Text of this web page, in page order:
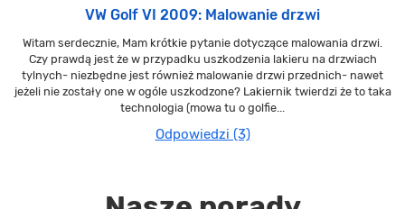
VW Golf VI 2009: Malowanie drzwi
Witam serdecznie, Mam krótkie pytanie dotyczące malowania drzwi.
Czy prawdą jest że w przypadku uszkodzenia lakieru na drzwiach
tylnych- niezbędne jest również malowanie drzwi przednich- nawet
jeżeli nie zostały one w ogóle uszkodzone? Lakiernik twierdzi że to taka
technologia (mowa tu o golfie...
Odpowiedzi (3)